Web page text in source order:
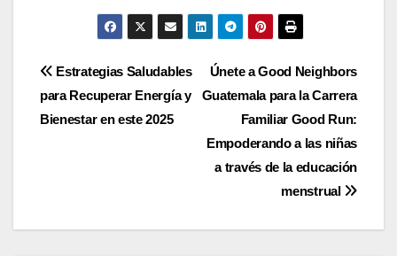
Navegación
de
Únete a Good Neighbors
Guatemala para la Carrera
Familiar Good Run:
Empoderando a las niñas
a través de la educación
menstrual
Estrategias Saludables
para Recuperar Energía y
Bienestar en este 2025